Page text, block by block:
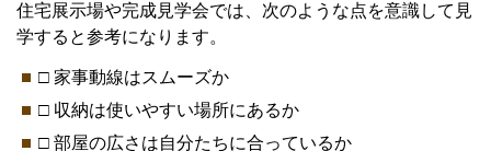
住宅展示場や完成見学会では、次のような点を意識して見
学すると参考になります。
□ 家事動線はスムーズか
□ 収納は使いやすい場所にあるか
□ 部屋の広さは自分たちに合っているか